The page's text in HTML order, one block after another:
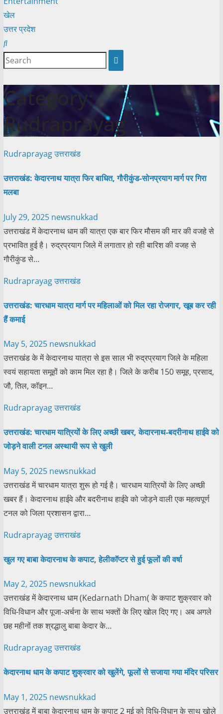
खेल
उत्तर प्रदेश
Category:
Rudraprayag
Rudraprayagउत्तराखंड
उत्तराखंड: केदारनाथ यात्रा फिर बाधित, गौरीकुंड-सोनप्रयाग मार्ग पर गिरा
मलबा
July 29, 2025 newsnukkad
उत्तराखंड में केदारनाथ धाम की यात्रा एक बार फिर मौसम की मार की वजहे से
प्रभावित हुई है। रुद्रप्रयाग जिले में लगातार हो रही बारिश की वजह से
गौरीकुंड से…
Rudraprayagउत्तराखंड
उत्तराखंड: चारधाम यात्रा मार्ग पर महिलाओं को मिल रहा रोजगार, खूब कर रही
हैं कमाई
May 5, 2025 newsnukkad
उत्तराखंड के में केदारनाथ यात्रा से इस साल भी रुद्रप्रयाग जिले के महिला
स्वयं सहायता समूहों को काम मिल रहा है। जिले के करीब 150 समूह, प्रसाद,
जौ, तिल, कॉइन…
Rudraprayagउत्तराखंड
उत्तराखंड: चारधाम यात्रियों के लिए अच्छी खबर, केदारनाथ-बदरीनाथ हाईवे को
जोड़ने वाली टनल अस्थायी रूप से खुली
May 5, 2025 newsnukkad
उत्तराखंड में चारधाम यात्रा शुरू हो गई है। चारधाम यात्रियों के लिए अच्छी
खबर हैं। केदारनाथ हाईवे और बदरीनाथ हाईवे को जोड़ने वाली एक महत्वपूर्ण
टनल को जिला प्रशासन द्वारा…
Rudraprayagउत्तराखंड
खुल गए बाबा केदारनाथ के कपाट, हेलीकॉप्टर से हुई फूलों की वर्षा
May 2, 2025 newsnukkad
उत्तराखंड में केदारनाथ धाम (Kedarnath Dham( के कपाट शुक्रवार को
विधि-विधान और पूजा-अर्चना के साथ भक्तों के लिए खोल दिए गए। अब अगले
छह महीनों तक श्रद्धालु बाबा केदार के…
Rudraprayagउत्तराखंड
केदारनाथ धाम के कपाट शुक्रवार को खुलेंगे, फूलों से सजाया गया मंदिर परिसर
May 1, 2025 newsnukkad
उत्तराखंड में बाबा केदारनाथ धाम के कपाट 2 मई को विधि-विधान के साथ खोले